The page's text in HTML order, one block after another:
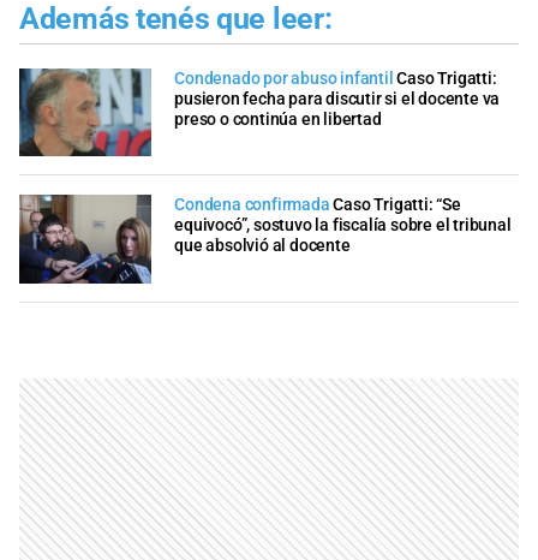
Además tenés que leer:
Condenado por abuso infantil Caso Trigatti:
pusieron fecha para discutir si el docente va
preso o continúa en libertad
Condena confirmada Caso Trigatti: “Se
equivocó”, sostuvo la fiscalía sobre el tribunal
que absolvió al docente